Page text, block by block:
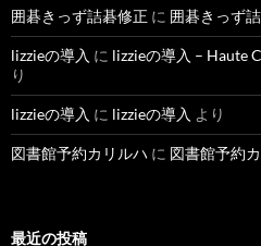
囲碁きっず詰碁修正 に 囲碁きっず
lizzieの導入 に lizzieの導入 – Haute
り
lizzieの導入 に lizzieの導入 より
図書館予約カリルハ に 図書館予約
最近の投稿